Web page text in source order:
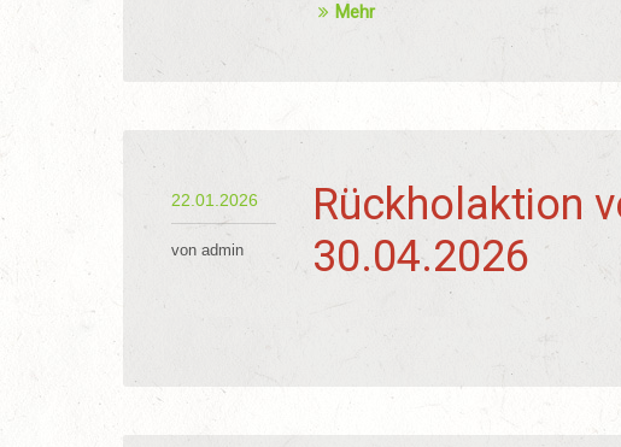
Mehr
22.01.2026
von admin
Rückholaktion
30.04.2026